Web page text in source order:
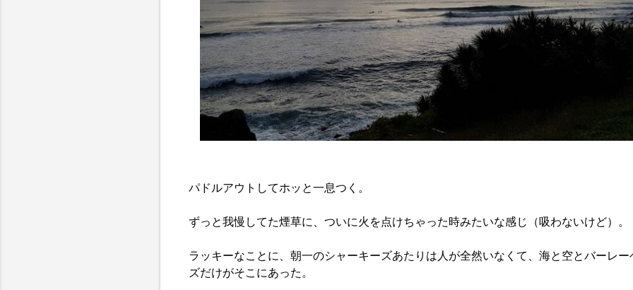
パドルアウトしてホッと一息つく。
ずっと我慢してた煙草に、ついに火を点けちゃった時みたいな感じ（吸わないけど）。
ラッキーなことに、朝一のシャーキーズあたりは人が全然いなくて、海と空とバーレー
ズだけがそこにあった。